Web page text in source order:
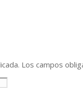
Los campos